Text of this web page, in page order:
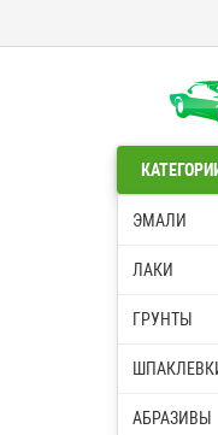
ЭМАЛИ
ЛАКИ
ГРУНТЫ
АБРАЗИВЫ